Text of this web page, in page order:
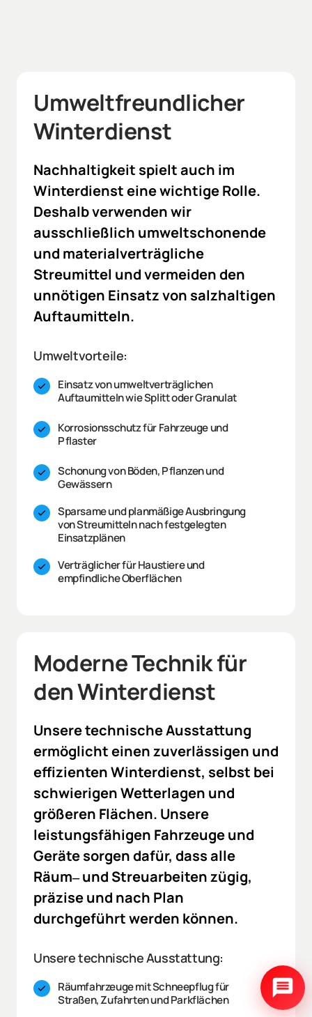
Umweltfreundlicher
Winterdienst
Nachhaltigkeit spielt auch
Winterdienst eine wichtige
Deshalb verwenden
ausschließlich
und
Streumittel und vermeiden
unnötigen Einsatz von
Auftaumitteln.
Umweltvorteile:
Einsatz von umweltverträglichen
Auftaumitteln wie Splitt oder Granulat
Korrosionsschutz für Fahrzeuge und
Pflaster
Schonung von Böden, Pflanzen und
Gewässern
Sparsame und planmäßige Ausbringung
von Streumitteln nach festgelegten
Einsatzplänen
Verträglicher für Haustiere und
empfindliche Oberflächen
Moderne Technik für
den Winterdienst
Unsere technische
ermöglicht einen zuverlässigen
effizienten Winterdienst, selbst
schwierigen Wetterlagen
größeren Flächen.
leistungsfähigen Fahrzeuge
Geräte sorgen dafür, dass
Räum‒und Streuarbeiten
präzise und nach
durchgeführt werden können.
Unsere technische Ausstattung:
Räumfahrzeuge mit Schneepflug für
Straßen, Zufahrten und Parkflächen